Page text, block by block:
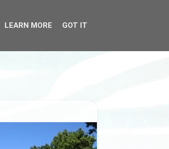
LEARN MORE GOT IT